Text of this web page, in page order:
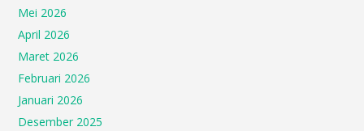
Mei 2026
April 2026
Maret 2026
Februari 2026
Januari 2026
Desember 2025